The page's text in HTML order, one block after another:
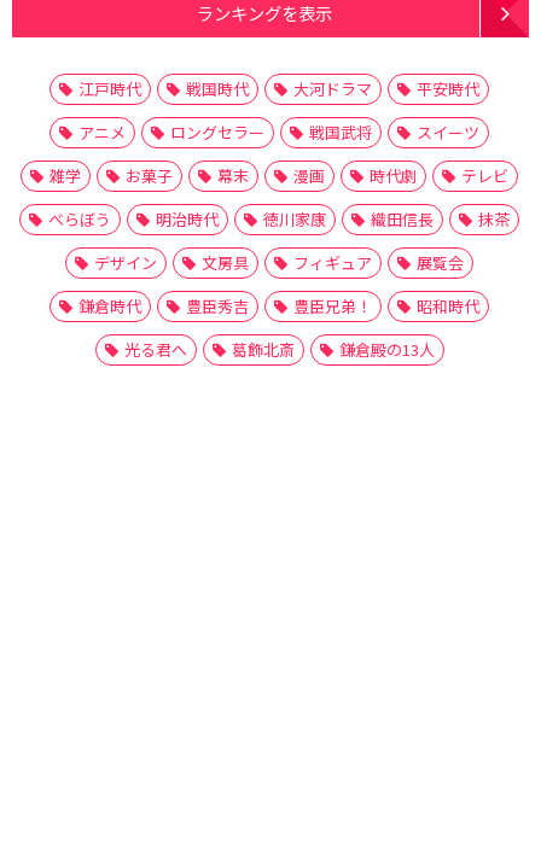
ランキングを表示
江戸時代 戦国時代 大河ドラマ
平安時代
アニメ
ロングセラー 戦国武将
スイーツ
雑学
お菓子 幕末 漫画 時代劇
テレビ
べらぼう
明治時代 徳川家康 織田信長
抹茶
デザイン
文房具 フィギュア
展覧会
鎌倉時代
豊臣秀吉 豊臣兄弟！
昭和時代
光る君へ
葛飾北斎 鎌倉殿の13人